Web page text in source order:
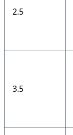
2.5
3.5